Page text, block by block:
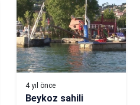
4 yıl önce
Beykoz sahili